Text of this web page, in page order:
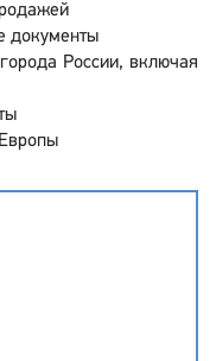
документы
России, включая